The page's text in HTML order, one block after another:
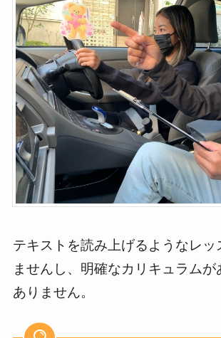
テキストを読み上げるようなレッ
ませんし、明確なカリキュラムが
ありません。